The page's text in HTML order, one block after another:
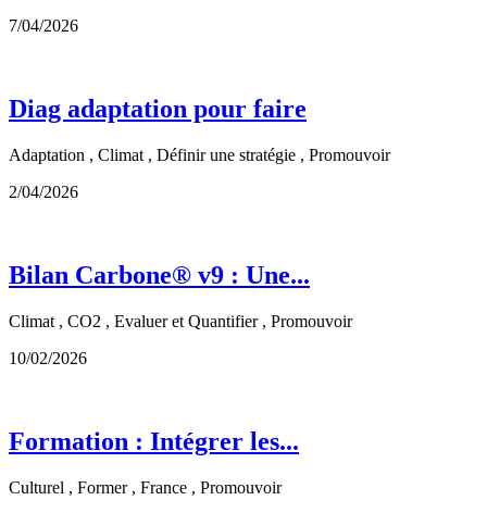
7/04/2026
Diag adaptation pour faire
Adaptation , Climat , Définir une stratégie , Promouvoir
2/04/2026
Bilan Carbone® v9 : Une...
Climat , CO2 , Evaluer et Quantifier , Promouvoir
10/02/2026
Formation : Intégrer les...
Culturel , Former , France , Promouvoir